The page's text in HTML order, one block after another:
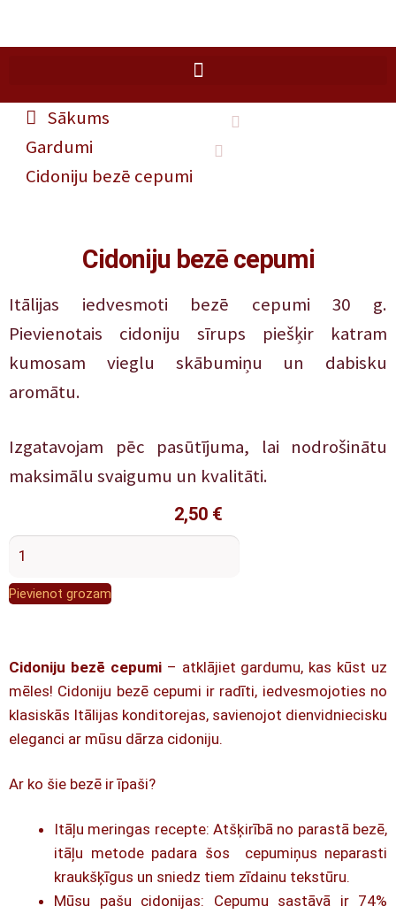
Sākums
Gardumi
Cidoniju bezē cepumi
Cidoniju bezē cepumi
Itālijas iedvesmoti bezē cepumi 30 g.
Pievienotais cidoniju sīrups piešķir katram
kumosam vieglu skābumiņu un dabisku
aromātu.
Izgatavojam pēc pasūtījuma, lai nodrošinātu
maksimālu svaigumu un kvalitāti.
2,50 €
Pievienot grozam
Cidoniju bezē cepumi – atklājiet gardumu, kas kūst uz
mēles! Cidoniju bezē cepumi ir radīti, iedvesmojoties no
klasiskās Itālijas konditorejas, savienojot dienvidniecisku
eleganci ar mūsu dārza cidoniju.
Ar ko šie bezē ir īpaši?
Itāļu meringas recepte: Atšķirībā no parastā bezē,
itāļu metode padara šos cepumiņus neparasti
kraukšķīgus un sniedz tiem zīdainu tekstūru.
Mūsu pašu cidonijas: Cepumu sastāvā ir 74%